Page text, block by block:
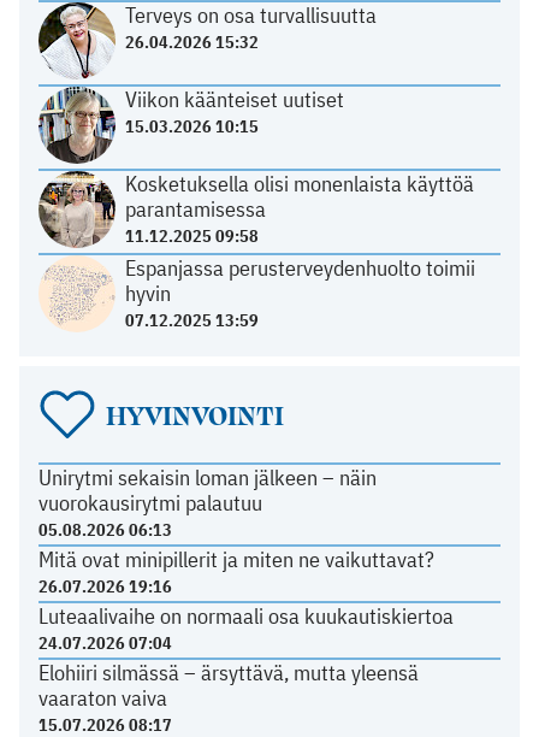
Terveys on osa turvallisuutta
26.04.2026 15:32
Viikon käänteiset uutiset
15.03.2026 10:15
Kosketuksella olisi monenlaista käyttöä
parantamisessa
11.12.2025 09:58
Espanjassa perusterveydenhuolto toimii
hyvin
07.12.2025 13:59
HYVINVOINTI
Unirytmi sekaisin loman jälkeen – näin
vuorokausirytmi palautuu
05.08.2026 06:13
Mitä ovat minipillerit ja miten ne vaikuttavat?
26.07.2026 19:16
Luteaalivaihe on normaali osa kuukautiskiertoa
24.07.2026 07:04
Elohiiri silmässä – ärsyttävä, mutta yleensä
vaaraton vaiva
15.07.2026 08:17